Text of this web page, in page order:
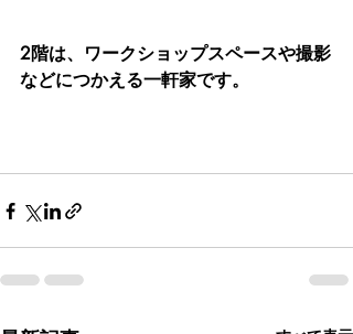
2階は、ワークショップスペースや撮影
などにつかえる一軒家です。